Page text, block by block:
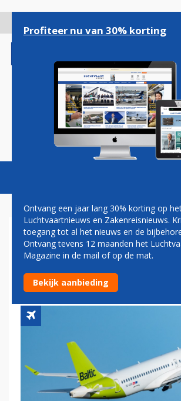
gaan
Magazine Podcasts
AIR SERBIA HUURT
A220'S VAN
NETWERK UIT TE
Profiteer nu van 30% korting
Ontvang een jaar lang 30% korting op
Luchtvaartnieuws en Zakenreisnieuws.
toegang tot al het nieuws en de
Ontvang tevens 12 maanden het
Magazine in de mail of op de mat.
Bekijk aanbieding